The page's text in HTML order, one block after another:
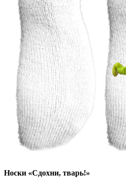
Носки «Сдохни, тварь!»